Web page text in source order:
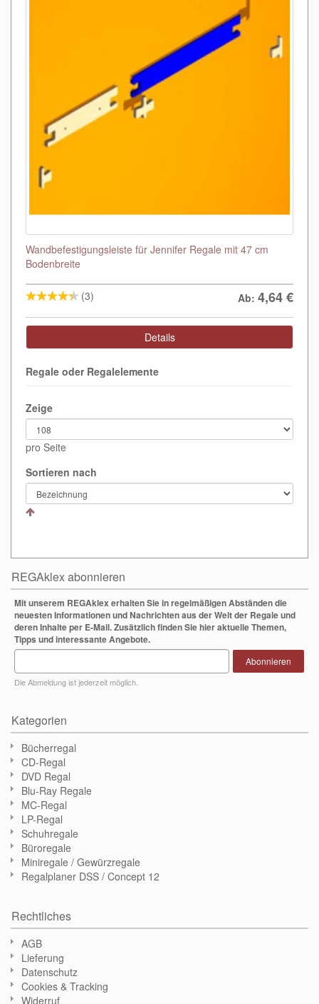
Wandbefestigungsleiste für Jennifer Regale mit 47 cm
Bodenbreite
(3) Ab: 4,64€
Details
Regale oder Regalelemente
Zeige
pro Seite
Sortieren nach
REGAklex abonnieren
Mit unserem REGAklex erhalten Sie in regelmäßigen Abständen die
neuesten Informationen und Nachrichten aus der Welt der Regale und
deren Inhalte per E-Mail. Zusätzlich finden Sie hier aktuelle Themen,
Tipps und interessante Angebote.
Die Abmeldung ist jederzeit möglich.
Abonnieren
Kategorien
Bücherregal
CD-Regal
DVD Regal
Blu-Ray Regale
MC-Regal
LP-Regal
Schuhregale
Büroregale
Miniregale / Gewürzregale
Regalplaner DSS / Concept 12
Rechtliches
AGB
Lieferung
Datenschutz
Cookies & Tracking
Widerruf